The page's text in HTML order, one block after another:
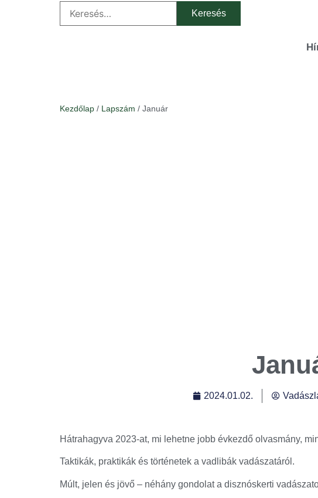
Kezdőlap / Lapszám / Január
2024.01.02.
Hátrahagyva 2023-at, mi lehetne jobb évkezdő olvasmány,
Taktikák, praktikák és történetek a vadlibák vadászatáról.
Múlt, jelen és jövő – néhány gondolat a disznóskerti